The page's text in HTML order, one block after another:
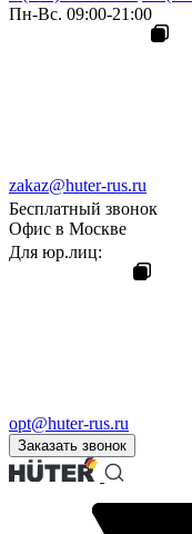
Пн-Вс. 09:00-21:00
zakaz@huter-rus.ru
Бесплатный звонок
Офис в Москве
Для юр.лиц:
opt@huter-rus.ru
Заказать звонок